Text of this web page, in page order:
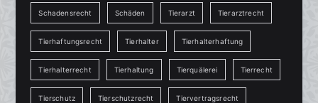
Schadensrecht Schäden Tierarzt Tierarztrecht
Tierhaftungsrecht Tierhalter Tierhalterhaftung
Tierhalterrecht Tierhaltung Tierquälerei Tierrecht
Tierschutz Tierschutzrecht Tiervertragsrecht